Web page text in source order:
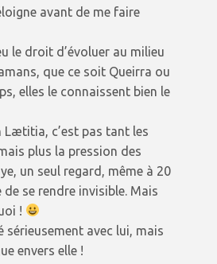
avant de me faire
le droit d’évoluer au milieu
que ce soit Queirra ou
elles le connaissent bien le
c’est pas tant les
plus la pression des
un seul regard, même à 20
se rendre invisible. Mais
!
sérieusement avec lui, mais
envers elle !